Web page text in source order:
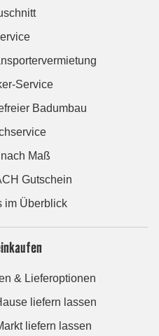
Service
Badumbau
Maß
Gutschein
im Überblick
& Lieferoptionen
liefern lassen
liefern lassen